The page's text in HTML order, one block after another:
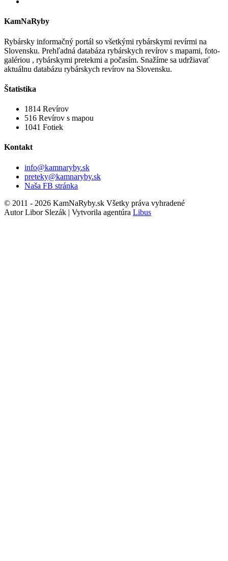
KamNaRyby
Rybársky informačný portál so všetkými rybárskymi revírmi na
Slovensku. Prehľadná databáza rybárskych revírov s mapami, foto-
galériou , rybárskymi pretekmi a počasím. Snažíme sa udržiavať
aktuálnu databázu rybárskych revírov na Slovensku.
Štatistika
1814 Revírov
516 Revírov s mapou
1041 Fotiek
Kontakt
info@kamnaryby.sk
preteky@kamnaryby.sk
Naša FB stránka
© 2011 - 2026 KamNaRyby.sk Všetky práva vyhradené
Autor Libor Slezák | Vytvorila agentúra Libus